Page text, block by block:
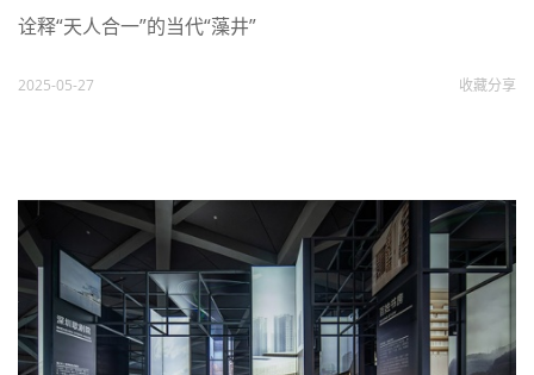
诠释“天人合一”的当代“藻井”
2025-05-27 收藏分享